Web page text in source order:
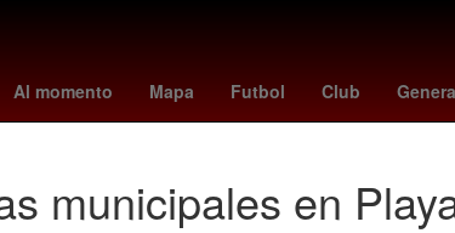
Al momento Mapa Futbol Club
Rockets Dallas Cowboys minnesota - juárez
municipales en